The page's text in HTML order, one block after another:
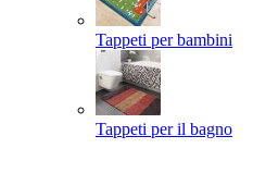
Tappeti per bambini
Tappeti per il bagno